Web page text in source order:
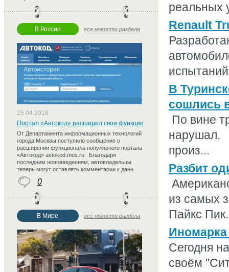
реальных
Renault
В
сошлись
По вине
нарушал.
произ...
Разбит
из самых
Пайкс
Иномарка
Сегодня
своём
В России все новости раздела
25.04.2018
Портал «Автокод» расширил свои функции
От Департамента информационных технологий
города Москвы поступило сообщение о
расширении функционала популярного портала
«Автокод» avtokod.mos.ru. Благодаря
последним нововведениям, автовладельцы
теперь могут оставлять комментарии к данн
0
В Мире все новости раздела